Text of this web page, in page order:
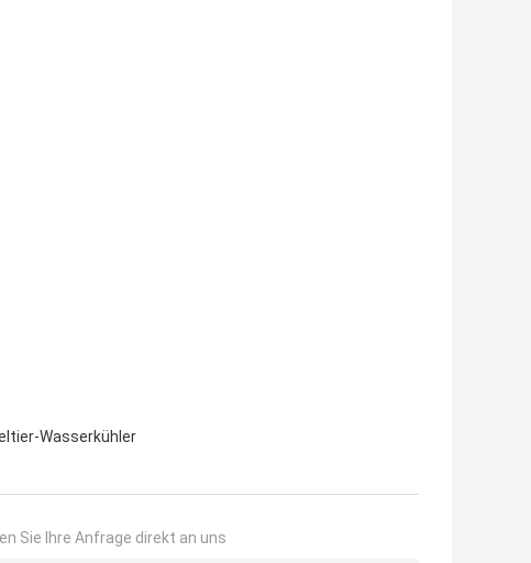
Wasserkühler
Sie Ihre Anfrage direkt an uns